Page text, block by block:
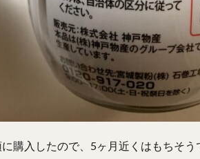
購入したので、5ヶ月近くはもちそう